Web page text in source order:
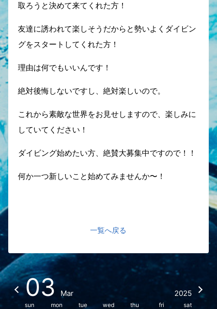
取ろうと決めて来てくれた方！
友達に誘われて楽しそうだからと勢いよくダイビン
グをスタートしてくれた方！
理由は何でもいいんです！
絶対後悔しないですし、絶対楽しいので。
これから素敵な世界をお見せしますので、楽しみに
していてください！
ダイビング始めたい方、絶賛大募集中ですので！！
何か一つ新しいこと始めてみませんか〜！
一覧へ戻る
03 Mar 2025
sun mon tue wed thu fri
sat